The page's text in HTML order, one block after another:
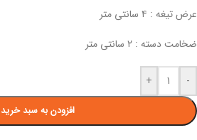
عرض تیغه : ۴ سانتی متر
ضخامت دسته : ۲ سانتی متر
-
+
افزودن به سبد خرید